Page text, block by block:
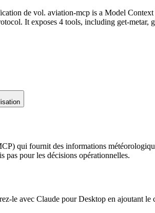
de vol. aviation-mcp is a Model
It exposes 4 tools, including get-
qui fournit des informations
pour les décisions opérationnelles.
le avec Claude pour Desktop en ajoutant